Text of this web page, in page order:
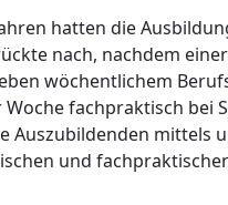
hatten die
nach, nachdem
wöchentlichem
fachpraktisch bei
Auszubildenden mittels
und